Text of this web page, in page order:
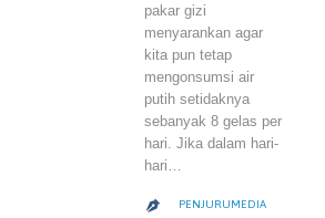
pakar gizi
menyarankan agar
kita pun tetap
mengonsumsi air
putih setidaknya
sebanyak 8 gelas per
hari. Jika dalam hari-
hari…
 PENJURUMEDIA